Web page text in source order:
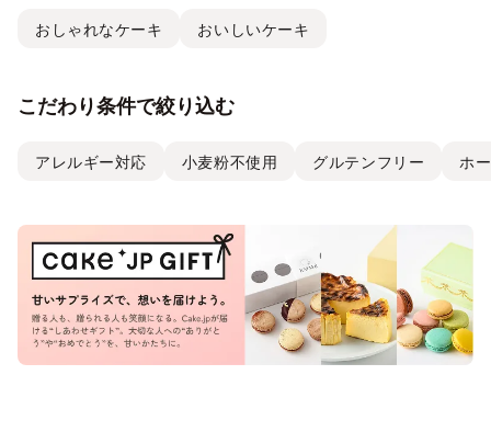
おしゃれなケーキ おいしいケーキ
こだわり条件で絞り込む
アレルギー対応 小麦粉不使用 グルテンフリー ホ